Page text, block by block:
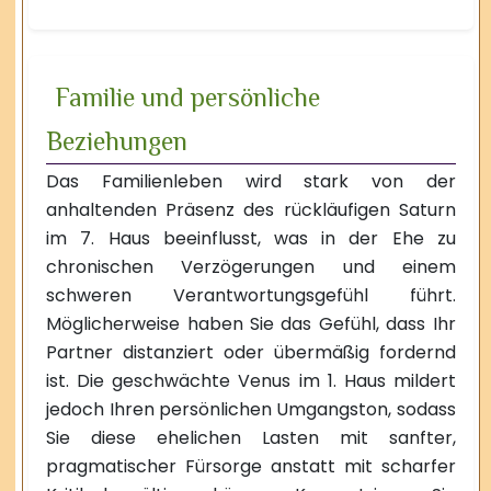
Familie und persönliche
Beziehungen
Das Familienleben wird stark von der
anhaltenden Präsenz des rückläufigen Saturn
im 7. Haus beeinflusst, was in der Ehe zu
chronischen Verzögerungen und einem
schweren Verantwortungsgefühl führt.
Möglicherweise haben Sie das Gefühl, dass Ihr
Partner distanziert oder übermäßig fordernd
ist. Die geschwächte Venus im 1. Haus mildert
jedoch Ihren persönlichen Umgangston, sodass
Sie diese ehelichen Lasten mit sanfter,
pragmatischer Fürsorge anstatt mit scharfer